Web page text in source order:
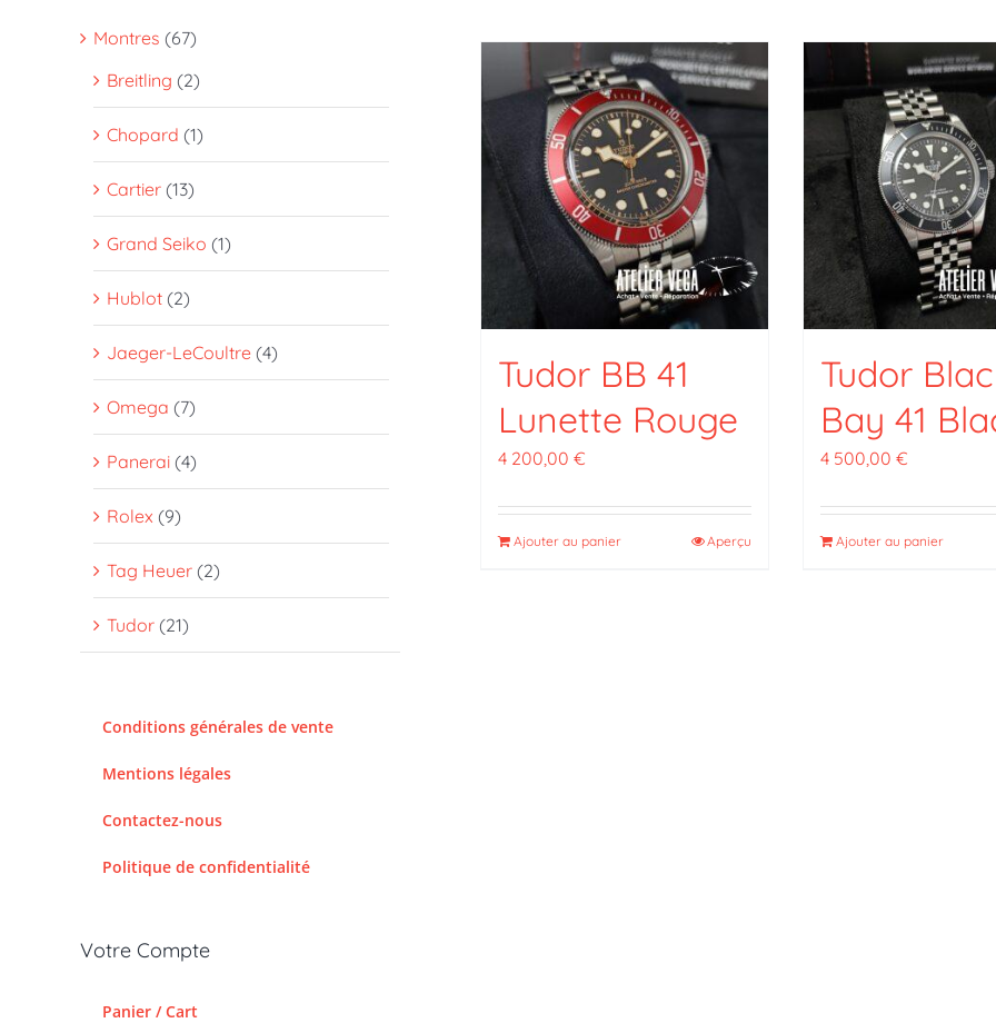
Tudor BB 41
Lunette Rouge
4 200,00 €
Ajouter au panier Aperçu
Tudor
Bay 41
4 500,00 €
Ajouter au panier
Montres (67)
Breitling (2)
Chopard (1)
Cartier (13)
Grand Seiko (1)
Hublot (2)
Jaeger-LeCoultre (4)
Omega (7)
Panerai (4)
Rolex (9)
Tag Heuer (2)
Tudor (21)
Conditions générales de vente
Mentions légales
Contactez-nous
Politique de confidentialité
Votre Compte
Panier / Cart